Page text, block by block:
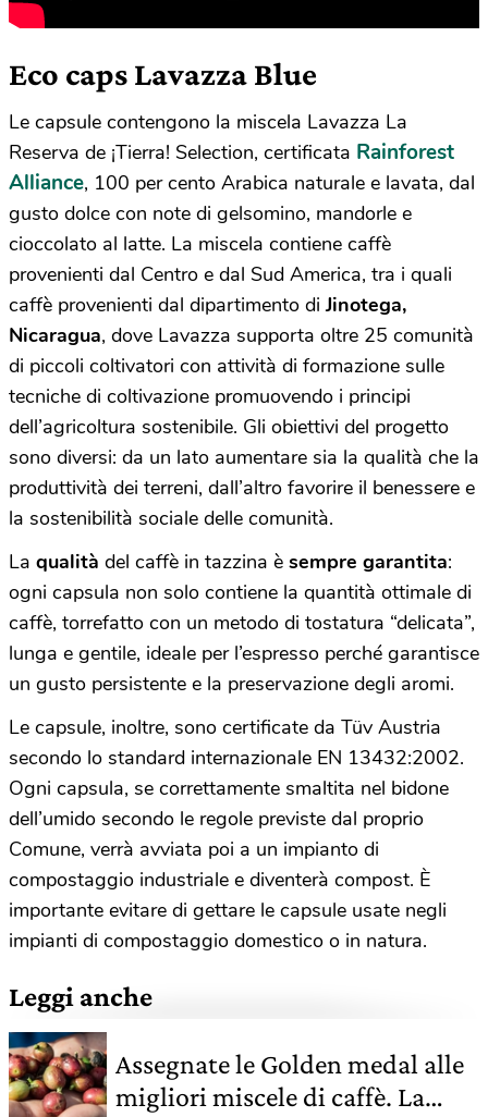
Eco caps Lavazza Blue
Le capsule contengono la miscela Lavazza La
Reserva de ¡Tierra! Selection, certificata Rainforest
Alliance, 100 per cento Arabica naturale e lavata, dal
gusto dolce con note di gelsomino, mandorle e
cioccolato al latte. La miscela contiene caffè
provenienti dal Centro e dal Sud America, tra i quali
caffè provenienti dal dipartimento diJinotega,
Nicaragua, dove Lavazza supporta oltre 25 comunità
di piccoli coltivatori con attività di formazione sulle
tecniche di coltivazione promuovendo i principi
dell’agricoltura sostenibile. Gli obiettivi del progetto
sono diversi: da un lato aumentare sia la qualità che la
produttività dei terreni, dall’altro favorire il benessere e
la sostenibilità sociale delle comunità.
La qualità del caffè in tazzina è sempre garantita:
ogni capsula non solo contiene la quantità ottimale di
caffè, torrefatto con un metodo di tostatura “delicata”,
lunga e gentile, ideale per l’espresso perché garantisce
un gusto persistente e la preservazione degli aromi.
Le capsule, inoltre, sono certificate da Tüv Austria
secondo lo standard internazionale EN 13432:2002.
Ogni capsula, se correttamente smaltita nel bidone
dell’umido secondo le regole previste dal proprio
Comune, verrà avviata poi a un impianto di
compostaggio industriale e diventerà compost. È
importante evitare di gettare le capsule usate negli
impianti di compostaggio domestico o in natura.
Leggi anche
Assegnate le Golden medal alle
migliori miscele di caffè. La